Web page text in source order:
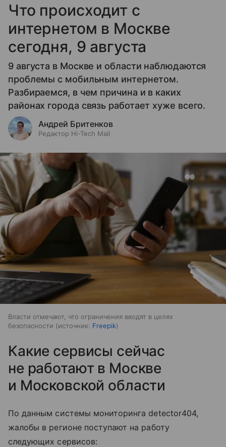
Что происходит с
интернетом в Москве
сегодня, 9 августа
9 августа в Москве и области наблюдаются
проблемы с мобильным интернетом.
Разбираемся, в чем причина и в каких
районах города связь работает хуже всего.
Андрей Бритенков
Редактор Hi-Tech Mail
Власти отмечают, что ограничения вводят в целях
безопасности
источник: Freepik
Какие сервисы сейчас
не работают в Москве
и Московской области
По данным системы мониторинга detector404,
жалобы в регионе поступают на работу
следующих сервисов: